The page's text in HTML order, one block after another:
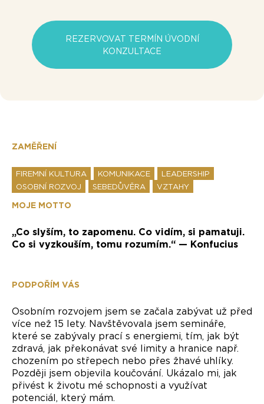
REZERVOVAT TERMÍN ÚVODNÍ
KONZULTACE
ZAMĚŘENÍ
FIREMNÍ KULTURA KOMUNIKACE
LEADERSHIP
OSOBNÍ ROZVOJ
SEBEDŮVĚRA VZTAHY
MOJE MOTTO
„Co slyším, to zapomenu. Co vidím, si pamatuji.
Co si vyzkouším, tomu rozumím.“ — Konfucius
PODPOŘÍM VÁS
Osobním rozvojem jsem se začala zabývat už před
více než 15 lety. Navštěvovala jsem semináře,
které se zabývaly prací s energiemi, tím, jak být
zdravá, jak překonávat své limity a hranice např.
chozením po střepech nebo přes žhavé uhlíky.
Později jsem objevila koučování. Ukázalo mi, jak
přivést k životu mé schopnosti a využívat
potenciál, který mám.